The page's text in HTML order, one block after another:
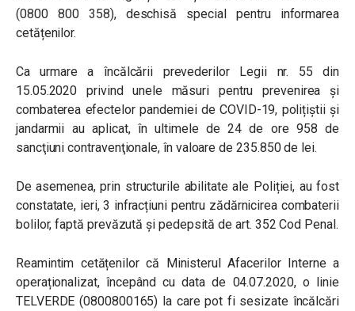
(0800 800 358), deschisă special pentru informarea
cetățenilor.
Ca urmare a încălcării prevederilor Legii nr. 55 din
15.05.2020 privind unele măsuri pentru prevenirea și
combaterea efectelor pandemiei de COVID-19, polițiștii și
jandarmii au aplicat, în ultimele de 24 de ore 958 de
sancţiuni contravenţionale, în valoare de 235.850 de lei.
De asemenea, prin structurile abilitate ale Poliției, au fost
constatate, ieri, 3 infracțiuni pentru zădărnicirea combaterii
bolilor, faptă prevăzută și pedepsită de art. 352 Cod Penal.
Reamintim cetățenilor că Ministerul Afacerilor Interne a
operaționalizat, începând cu data de 04.07.2020, o linie
TELVERDE (0800800165) la care pot fi sesizate încălcări